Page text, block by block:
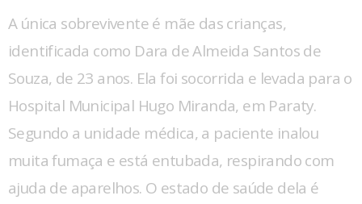
A única sobrevivente é mãe das crianças,
identificada como Dara de Almeida Santos de
Souza, de 23 anos. Ela foi socorrida e levada para o
Hospital Municipal Hugo Miranda, em Paraty.
Segundo a unidade médica, a paciente inalou
muita fumaça e está entubada, respirando com
ajuda de aparelhos. O estado de saúde dela é